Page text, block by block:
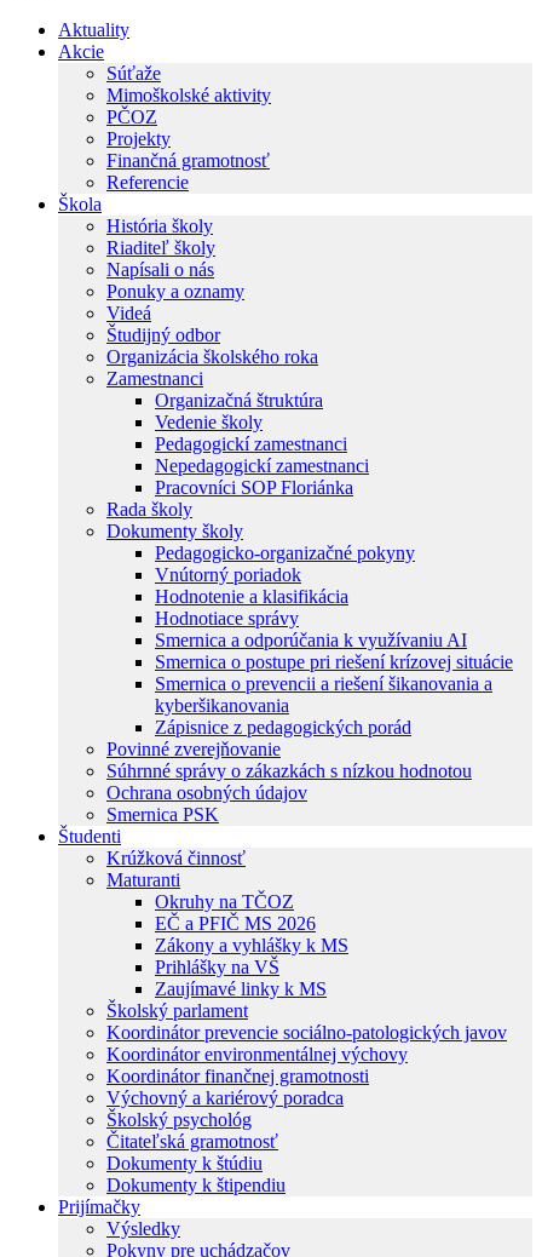
Aktuality
Akcie
Súťaže
Mimoškolské aktivity
PČOZ
Projekty
Finančná gramotnosť
Referencie
Škola
História školy
Riaditeľ školy
Napísali o nás
Ponuky a oznamy
Videá
Študijný odbor
Organizácia školského roka
Zamestnanci
Organizačná štruktúra
Vedenie školy
Pedagogickí zamestnanci
Nepedagogickí zamestnanci
Pracovníci SOP Floriánka
Rada školy
Dokumenty školy
Pedagogicko-organizačné pokyny
Vnútorný poriadok
Hodnotenie a klasifikácia
Hodnotiace správy
Smernica a odporúčania k využívaniu AI
Smernica o postupe pri riešení krízovej situácie
Smernica o prevencii a riešení šikanovania a
kyberšikanovania
Zápisnice z pedagogických porád
Povinné zverejňovanie
Súhrnné správy o zákazkách s nízkou hodnotou
Ochrana osobných údajov
Smernica PSK
Študenti
Krúžková činnosť
Maturanti
Okruhy na TČOZ
EČ a PFIČ MS 2026
Zákony a vyhlášky k MS
Prihlášky na VŠ
Zaujímavé linky k MS
Školský parlament
Koordinátor prevencie sociálno-patologických javov
Koordinátor environmentálnej výchovy
Koordinátor finančnej gramotnosti
Výchovný a kariérový poradca
Školský psychológ
Čitateľská gramotnosť
Dokumenty k štúdiu
Dokumenty k štipendiu
Prijímačky
Výsledky
Pokyny pre uchádzačov